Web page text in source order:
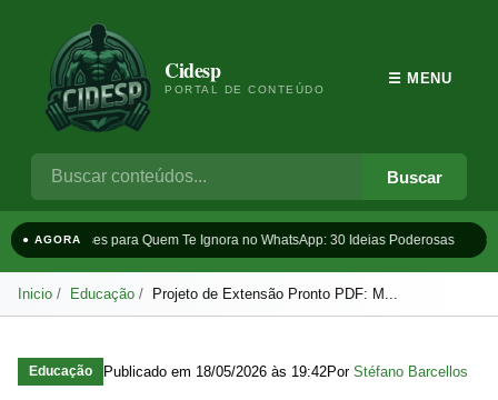
Cidesp
PORTAL DE CONTEÚDO
Buscar
☰ MENU
● AGORAFrases para Quem Te Ignora no WhatsApp: 30 Ideias Poderosas
Inicio Educação Projeto de Extensão Pronto PDF: M...
Educação Publicado em 18/05/2026 às 19:42Por Stéfano Barcellos